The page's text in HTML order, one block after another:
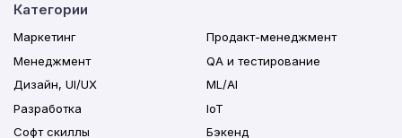
Категории
Маркетинг
Менеджмент
Дизайн, UI/UX
Разработка
Софт скиллы
Продакт-менеджмент
QA и тестирование
ML/AI
IoT
Бэкенд